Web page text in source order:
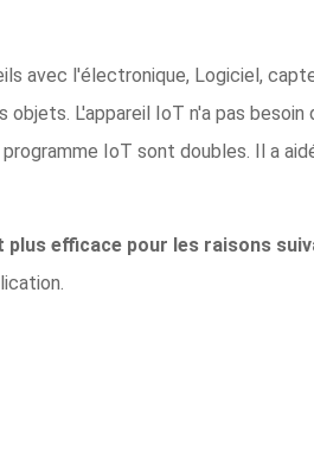
avec l'électronique, Logiciel,
L'appareil IoT n'a pas
IoT sont doubles. Il a
efficace pour les raisons